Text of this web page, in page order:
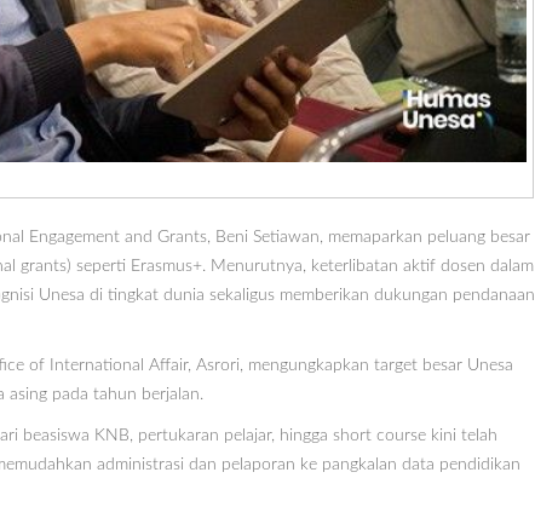
Engagement and Grants, Beni Setiawan, memaparkan peluang besar
grants) seperti Erasmus+. Menurutnya, keterlibatan aktif dosen dalam
Unesa di tingkat dunia sekaligus memberikan dukungan pendanaan
of International Affair, Asrori, mengungkapkan target besar Unesa
asing pada tahun berjalan.
beasiswa KNB, pertukaran pelajar, hingga short course kini telah
administrasi dan pelaporan ke pangkalan data pendidikan